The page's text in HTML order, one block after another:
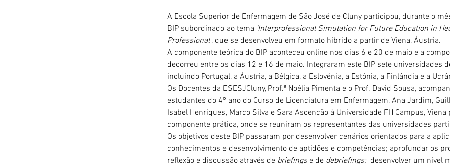
A Escola Superior de Enfermagem de São José de Cluny participou, durante o
BIP subordinado ao tema 'Interprofessional Simulation for Future Education in
Professional', que se desenvolveu em formato híbrido a partir de Viena, Áustria.
A componente teórica do BIP aconteceu online nos dias 6 e 20 de maio e a
decorreu entre os dias 12 e 16 de maio. Integraram este BIP sete universidades
incluindo Portugal, a Áustria, a Bélgica, a Eslovénia, a Estónia, a Finlândia e a
Os Docentes da ESESJCluny, Prof.ª Noélia Pimenta e o Prof. David Sousa,
estudantes do 4º ano do Curso de Licenciatura em Enfermagem, Ana Jardim,
Isabel Henriques, Marco Silva e Sara Ascenção à Universidade FH Campus,
componente prática, onde se reuniram os representantes das universidades
Os objetivos deste BIP passaram por desenvolver cenários orientados para a
conhecimentos e desenvolvimento de aptidões e competências; aprofundar os
reflexão e discussão através de briefings e de debriefings; desenvolver um nível